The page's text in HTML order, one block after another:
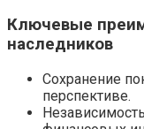
Ключевые
наследников
Сохранение
перспективе.